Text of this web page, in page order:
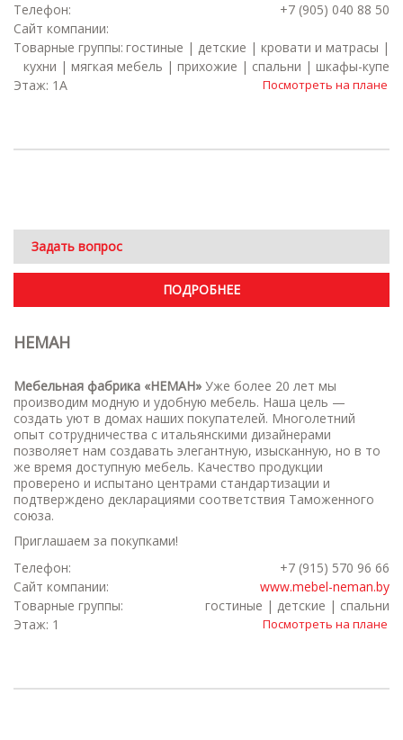
Телефон:
+7 (905) 040 88 50
Сайт компании:
Товарные группы: гостиные | детские | кровати и матрасы |
кухни | мягкая мебель | прихожие | спальни | шкафы-купе
Этаж: 1А
Посмотреть на плане
Задать вопрос
ПОДРОБНЕЕ
НЕМАН
Мебельная фабрика «НЕМАН» Уже более 20 лет мы
производим модную и удобную мебель. Наша цель —
создать уют в домах наших покупателей. Многолетний
опыт сотрудничества с итальянскими дизайнерами
позволяет нам создавать элегантную, изысканную, но в то
же время доступную мебель. Качество продукции
проверено и испытано центрами стандартизации и
подтверждено декларациями соответствия Таможенного
союза.
Приглашаем за покупками!
Телефон:
+7 (915) 570 96 66
Сайт компании:
www.mebel-neman.by
Товарные группы:
гостиные | детские | спальни
Этаж: 1
Посмотреть на плане